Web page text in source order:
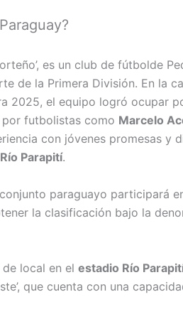
es un club de fútbolde
de la Primera División. En la
2025, el equipo logró ocupar
futbolistas como Marcelo
con jóvenes promesas y
Río Parapití.
paraguayo participará
la clasificación bajo la
local en el estadio Río
que cuenta con una